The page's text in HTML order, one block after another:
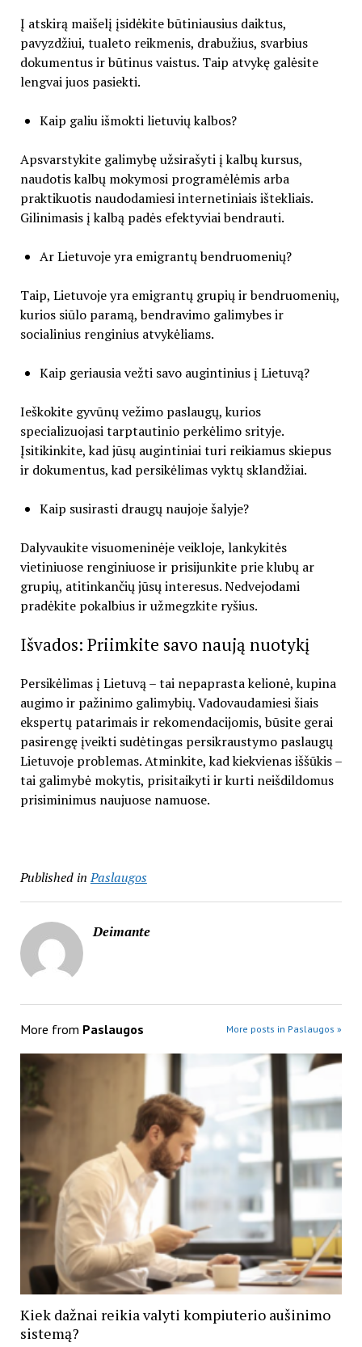
Į atskirą maišelį įsidėkite būtiniausius daiktus,
pavyzdžiui, tualeto reikmenis, drabužius, svarbius
dokumentus ir būtinus vaistus. Taip atvykę galėsite
lengvai juos pasiekti.
Kaip galiu išmokti lietuvių kalbos?
Apsvarstykite galimybę užsirašyti į kalbų kursus,
naudotis kalbų mokymosi programėlėmis arba
praktikuotis naudodamiesi internetiniais ištekliais.
Gilinimasis į kalbą padės efektyviai bendrauti.
Ar Lietuvoje yra emigrantų bendruomenių?
Taip, Lietuvoje yra emigrantų grupių ir bendruomenių,
kurios siūlo paramą, bendravimo galimybes ir
socialinius renginius atvykėliams.
Kaip geriausia vežti savo augintinius į Lietuvą?
Ieškokite gyvūnų vežimo paslaugų, kurios
specializuojasi tarptautinio perkėlimo srityje.
Įsitikinkite, kad jūsų augintiniai turi reikiamus skiepus
ir dokumentus, kad persikėlimas vyktų sklandžiai.
Kaip susirasti draugų naujoje šalyje?
Dalyvaukite visuomeninėje veikloje, lankykitės
vietiniuose renginiuose ir prisijunkite prie klubų ar
grupių, atitinkančių jūsų interesus. Nedvejodami
pradėkite pokalbius ir užmegzkite ryšius.
Išvados: Priimkite savo naują nuotykį
Persikėlimas į Lietuvą – tai nepaprasta kelionė, kupina
augimo ir pažinimo galimybių. Vadovaudamiesi šiais
ekspertų patarimais ir rekomendacijomis, būsite gerai
pasirengę įveikti sudėtingas persikraustymo paslaugų
Lietuvoje problemas. Atminkite, kad kiekvienas iššūkis –
tai galimybė mokytis, prisitaikyti ir kurti neišdildomus
prisiminimus naujuose namuose.
Published in Paslaugos
Deimante
More from Paslaugos More posts in Paslaugos »
Kiek dažnai reikia valyti kompiuterio aušinimo
sistemą?